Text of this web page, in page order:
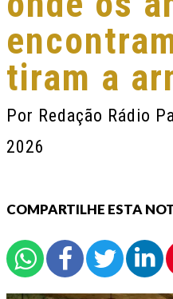
tiram a
Por Redação Rádio
2026
COMPARTILHE ESTA